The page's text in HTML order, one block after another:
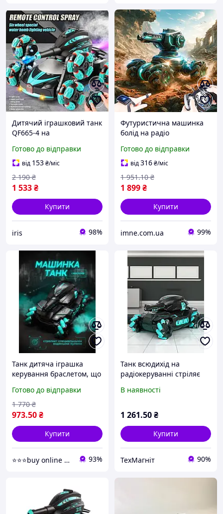
Дитячий іграшковий танк
QF665-4 на
функцією стрільби Танк
стріляє на пульті
керування
Готово до відправки
від 153₴/міс
1 533₴
2 190 ₴
Купити
iris 98%
Футуристична машинка
болід на радіо
стріляє орбізами Танк
всюдихід 2 кольори світло
звук
Готово до відправки
від316₴/міс
1 899₴
1 951.10 ₴
Купити
imne.com.ua 99%
Танк дитяча іграшка
керування браслетом, що
радіокеруванні 26 см Танк
всюдихід
Готово до відправки
973.50₴
1 770 ₴
Купити
⭐️⭐️⭐️buy online shop 93%
Танк всюдихід на
радіокеруванні стріляє
жестами
В наявності
1 261.50₴
Купити
ТехМагніт 90%